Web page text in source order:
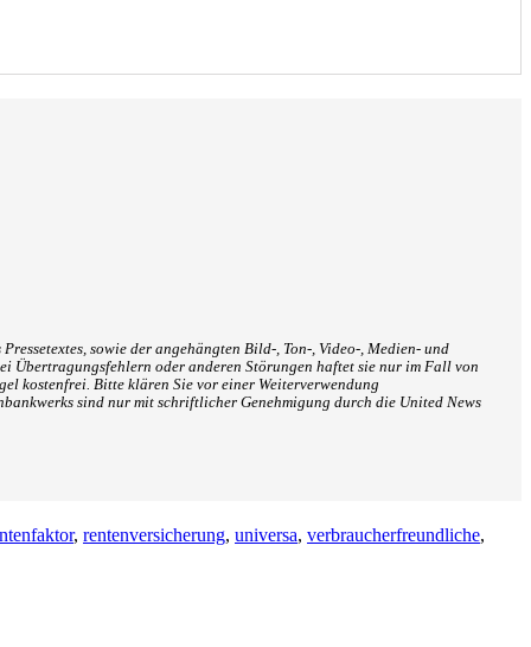
sowie der angehängten Bild-, Ton-, Video-, Medien- und
Übertragungsfehlern oder anderen Störungen haftet sie nur im Fall von
kostenfrei. Bitte klären Sie vor einer Weiterverwendung
sind nur mit schriftlicher Genehmigung durch die United News
, rentenversicherung, universa, verbraucherfreundliche,